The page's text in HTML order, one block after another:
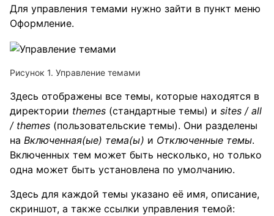
Для управления темами нужно зайти в пункт меню
Оформление.
Рисунок 1. Управление темами
Здесь отображены все темы, которые находятся в
директории themes (стандартные темы) и sites / all
/ themes (пользовательские темы). Они разделены
на Включенная(ые) тема(ы) и Отключенные темы.
Включенных тем может быть несколько, но только
одна может быть установлена по умолчанию.
Здесь для каждой темы указано её имя, описание,
скриншот, а также ссылки управления темой: